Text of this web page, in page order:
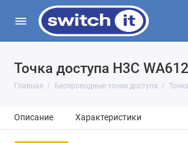
Точка доступа H3C
Главная Беспроводные точки доступа
Описание Характеристики